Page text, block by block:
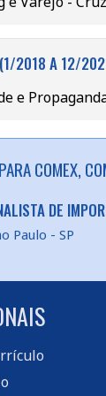
(1/2018 A 12/
e
COMEX,
DE
Paulo - SP